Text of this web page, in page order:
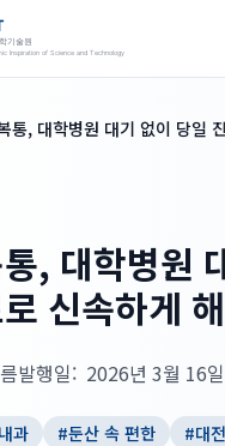
통, 대학병원 대기 없이 당일
, 대학병원
신속하게
발행일: 2026년 3월 16일
과 #둔산 속 편한 #대